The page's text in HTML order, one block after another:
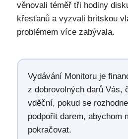
věnovali téměř tři hodiny
křesťanů a vyzvali britskou
problémem více zabývala.
Vydávání Monitoru je
z dobrovolných darů Vás,
vděční, pokud se
podpořit darem, abychom
pokračovat.